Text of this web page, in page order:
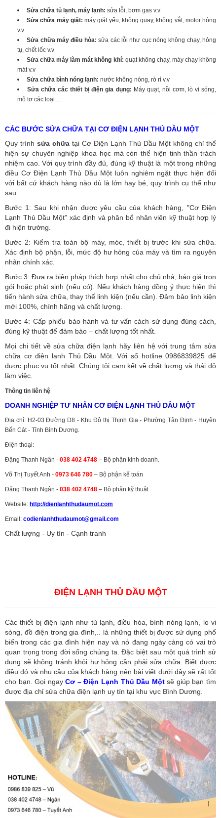
Sửa chữa tủ lạnh, máy lạnh: sửa lỗi, bơm gas v.v
Sửa chữa máy giặt:máy giặt yếu, không quay, không vắt, motor hỏng
v.v
Sửa chữa máy điều hòa: sửa các lỗi như cục nóng không chạy, hỏng
tụ, chết lốc v.v
Sửa chữa máy làm mát không khí: quạt không chạy, máy chạy không
mát v.v
Sửa chữa bình nóng lạnh: nước không nóng, rò rỉ v.v
Sửa chữa các thiết bị điện gia dụng: Máy quạt, nồi cơm, lò vi sóng,
mô tơ các loại …
CÁC BƯỚC SỬA CHỮA TẠI CƠ ĐIỆN LẠNH THỦ DẦU MỘT
Quy trình sửa chữa tại Cơ Điện Lạnh Thủ Dầu Một không chỉ thể
hiện sự chuyên nghiệp khoa học mà còn thể hiện tinh thần trách
nhiệm cao. Với quy trình đầy đủ, đúng kỹ thuật là một trong những
điều Cơ Điện Lạnh Thủ Dầu Một luôn nghiêm ngặt thực hiện đối
với bất cứ khách hàng nào dù là lớn hay bé, quy trình cụ thể như
sau:
Bước 1: Sau khi nhận được yêu cầu của khách hàng, "Cơ Điện
Lạnh Thủ Dầu Một” xác định và phân bổ nhân viên kỹ thuật hợp lý
đi hiện trường.
Bước 2: Kiểm tra toàn bộ máy, móc, thiết bị trước khi sửa chữa.
Xác định bộ phận, lỗi, mức độ hư hỏng của máy và tìm ra nguyên
nhân chính xác.
Bước 3: Đưa ra biện pháp thích hợp nhất cho chủ nhà, báo giá trọn
gói hoặc phát sinh (nếu có). Nếu khách hàng đồng ý thực hiện thì
tiến hành sửa chữa, thay thế linh kiện (nếu cần). Đảm bảo linh kiện
mới 100%, chính hãng và chất lượng.
Bước 4: Cấp phiếu bảo hành và tư vấn cách sử dụng đúng cách,
đúng kỹ thuật để đảm bảo – chất lượng tốt nhất.
Mọi chi tiết về sửa chữa điện lạnh hãy liên hệ với trung tâm sửa
chữa cơ điện lạnh Thủ Dầu Một. Với số hotline 0986839825 để
được phục vụ tốt nhất. Chúng tôi cam kết về chất lượng và thái độ
làm việc.
Thông tin liên hệ
DOANH NGHIỆP TƯ NHÂN CƠ ĐIỆN LẠNH THỦ DẦU MỘT
Địa chỉ: H2-03 Đường D8 - Khu Đô thị Thịnh Gia - Phường Tân Định - Huyện
Bến Cát - Tỉnh Bình Dương.
Điện thoại:
Đặng Thanh Ngân - 038 402 4748 – Bộ phận kinh doanh.
Võ Thị Tuyết Anh - 0973 646 780 – Bộ phận kế toán
Đặng Thanh Ngân - 038 402 4748 – Bộ phận kỹ thuật
Website: http://dienlanhthudaumot.com
Email: codienlanhthudaumot@gmail.com
Chất lượng - Uy tín - Cạnh tranh
ĐIỆN LẠNH THỦ DẦU MỘT
Các thiết bị điện lạnh như tủ lạnh, điều hòa, bình nóng lạnh, lo vi
sóng, đồ điện trong gia đình,.. là những thiết bị được sử dụng phổ
biến trong các gia đình hiện nay và nó đang ngày càng có vai trò
quan trọng trong đời sống chúng ta. Đặc biệt sau một quá trình sử
dụng sẽ không tránh khỏi hư hỏng cần phải sửa chữa. Biết được
điều đó và nhu cầu của khách hàng nên bài viết dưới đây sẽ rất tốt
cho bạn. Gọi ngayCơ – Điện Lạnh Thủ Dầu Một sẽ giúp bạn tìm
được địa chỉ sửa chữa điện lạnh uy tín tại khu vực Bình Dương.